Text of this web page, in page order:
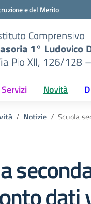
e del Merito
Comprensivo
1° Ludovico
Pio XII, 126/128
Servizi Novità
Notizie Scuola